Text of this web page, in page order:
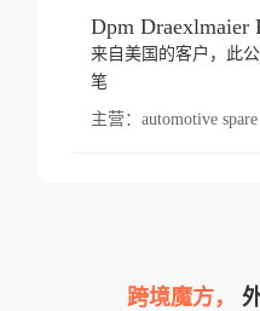
来自美国的客户，此
笔
主营： automotive
跨境魔方，